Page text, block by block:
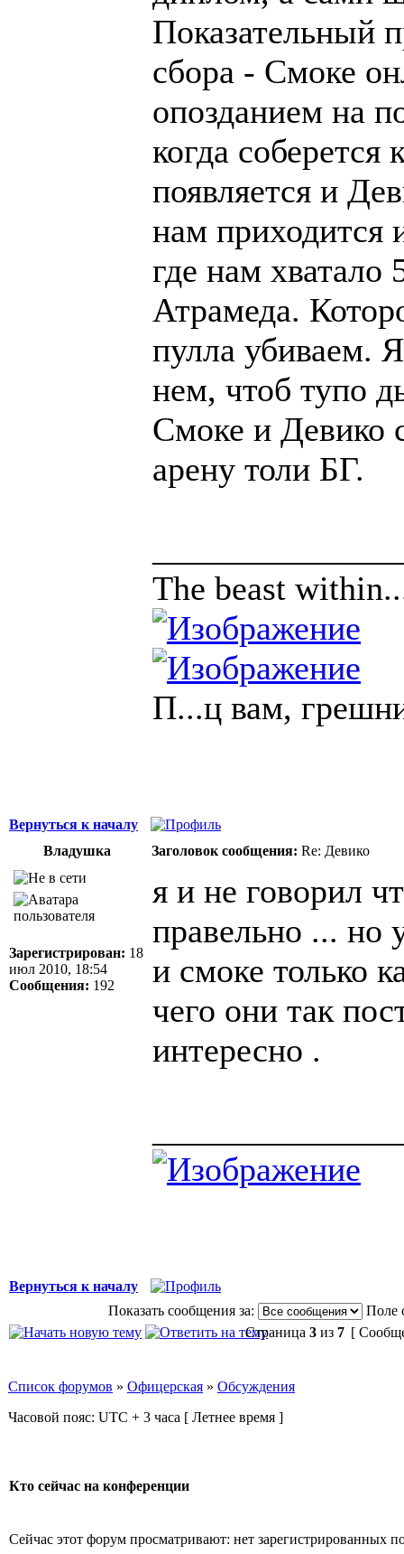
Показательный
сбора - Смоке
опозданием на
когда
появляется и
нам приходится
где нам хватало
Атрамеда.
пулла убиваем.
нем, чтоб тупо
Смоке и Девико
арену толи БГ.
The beast
П...ц вам,
Вернуться к началу
Владушка
Заголовок сообщения: Re: Девико
Зарегистрирован: 18
июл 2010, 18:54
Сообщения: 192
я и не говорил
правельно ... но
и смоке только
чего они так
интересно .
Вернуться к началу
Показать сообщения за:
Поле
Страница 3 из 7 [
Список форумов » Офицерская » Обсуждения
Часовой пояс: UTC + 3 часа [ Летнее время ]
Кто сейчас на конференции
Сейчас этот форум просматривают: нет зарегистрированных